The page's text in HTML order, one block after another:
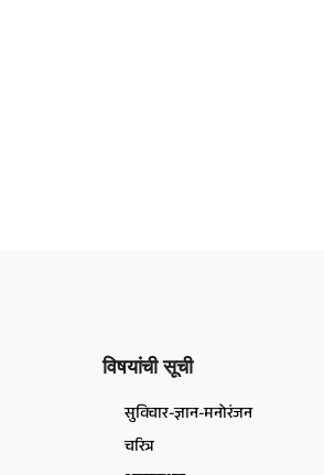
विषयांची सूची
सुविचार-ज्ञान-मनोरंजन
चरित्र